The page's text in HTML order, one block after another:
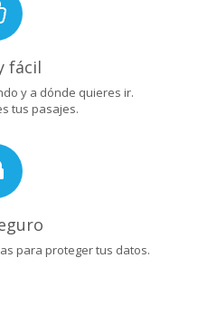
fácil
y a dónde quieres ir.
tus pasajes.
para proteger tus datos.